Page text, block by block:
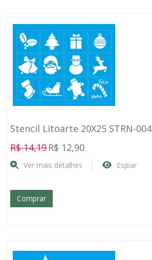
Stencil Litoarte 20X25 STRN-004
R$ 14,19 R$ 12,90
Ver mais detalhes Espiar
Comprar